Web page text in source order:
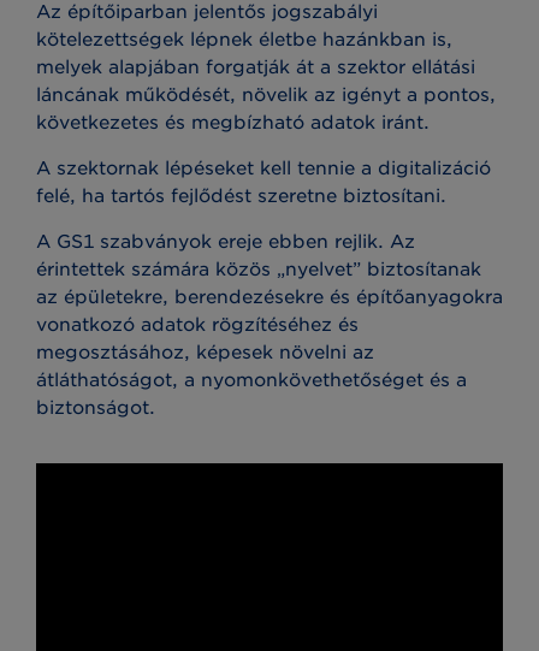
Az építőiparban jelentős jogszabályi
kötelezettségek lépnek életbe hazánkban is,
melyek alapjában forgatják át a szektor ellátási
láncának működését, növelik az igényt a pontos,
következetes és megbízható adatok iránt.
A szektornak lépéseket kell tennie a digitalizáció
felé, ha tartós fejlődést szeretne biztosítani.
A GS1 szabványok ereje ebben rejlik. Az
érintettek számára közös „nyelvet” biztosítanak
az épületekre, berendezésekre és építőanyagokra
vonatkozó adatok rögzítéséhez és
megosztásához, képesek növelni az
átláthatóságot, a nyomonkövethetőséget és a
biztonságot.